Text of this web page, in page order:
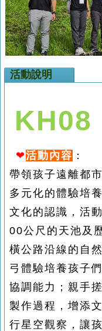
活動說明
KH08
❤活動內容 ：
帶領孩子遠離都
多元化的體驗培
文化的認識，活
00公尺的天池及
橫公路沿線的自
弓體驗培養孩子
協調能力；親手
製作過程，增添
行星空觀察，讓